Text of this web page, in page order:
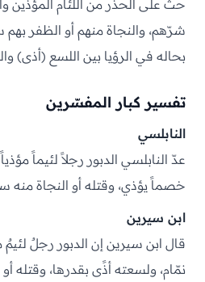
حثٌّ على الحذر من اللئام المؤذين
شرّهم، والنجاة منهم أو الظفر بهم
بحاله في الرؤيا بين اللسع (أذى)
تفسير كبار المفسّرين
النابلسي
عدّ النابلسي الدبور رجلاً لئيماً
خصماً يؤذي، وقتله أو النجاة منه
ابن سيرين
قال ابن سيرين إن الدبور رجلٌ
نمّام، ولسعته أذًى بقدرها، وقتله